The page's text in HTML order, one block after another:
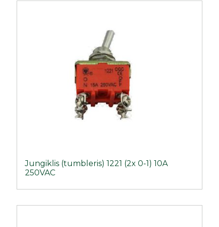
Jungiklis (tumbleris) 1221 (2x 0-1) 10A
250VAC